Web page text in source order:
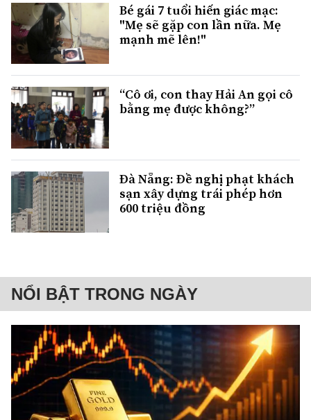
Bé gái 7 tuổi hiến giác mạc:
"Mẹ sẽ gặp con lần nữa. Mẹ
mạnh mẽ lên!"
“Cô ơi, con thay Hải An gọi cô
bằng mẹ được không?”
Đà Nẵng: Đề nghị phạt khách
sạn xây dựng trái phép hơn
600 triệu đồng
NỔI BẬT TRONG NGÀY